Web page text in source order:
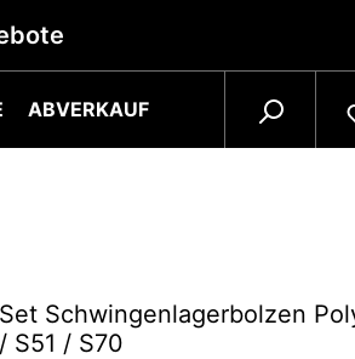
ABVERKAUF
Set Schwingenlagerbolzen
/ S51 / S70